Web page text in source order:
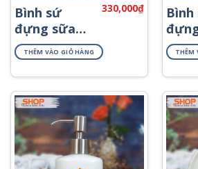
Bình sứ
đựng sữa
tắm cao cấp
PKNT-52
330,000₫
THÊM VÀO GIỎ HÀNG
Bình
tắm
sạn
59
THÊM